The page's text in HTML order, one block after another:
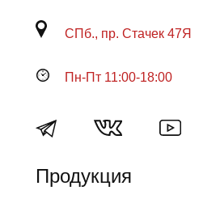
СПб., пр. Стачек 47Я
Пн-Пт 11:00-18:00
Продукция